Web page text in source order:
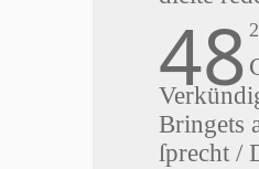
48
Bringets
ſprecht /